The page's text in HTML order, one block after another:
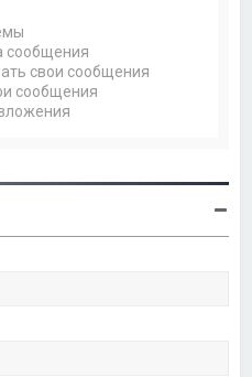
сообщения
свои сообщения
сообщения